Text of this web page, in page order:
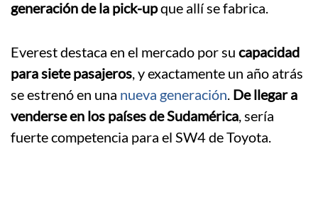
generación de la pick-upque allí se fabrica.
Everest destaca en el mercado por su capacidad
para siete pasajeros, y exactamente un año atrás
se estrenó en una nueva generación. De llegar a
venderse en los países de Sudamérica, sería
fuerte competencia para el SW4 de Toyota.